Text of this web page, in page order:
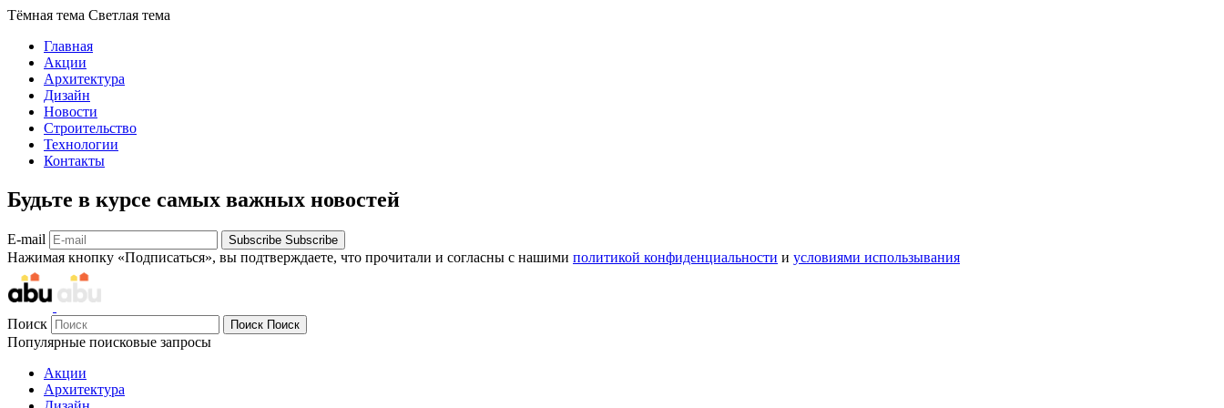
Тёмная тема Светлая тема
Главная
Акции
Архитектура
Дизайн
Новости
Строительство
Технологии
Контакты
Будьте в курсе самых важных новостей
E-mail Subscribe Subscribe
Нажимая кнопку «Подписаться», вы подтверждаете, что прочитали и согласны с нашими политикой конфиденциальности и условиями использывания
Поиск Поиск Поиск
Популярные поисковые запросы
Акции
Архитектура